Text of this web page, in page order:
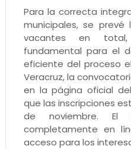
Para la correcta
municipales, se
vacantes en
fundamental para el
eficiente del proceso
Veracruz, la
en la página oficial del
que las inscripciones
de noviembre. El
completamente en
acceso para los